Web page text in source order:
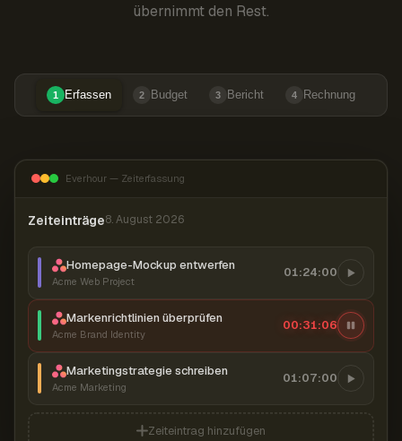
übernimmt den Rest.
1 Erfassen 2 Budget 3 Bericht 4 Rechnung
Everhour — Zeiterfassung
Zeiteinträge8. August 2026
Homepage-Mockup entwerfen
Acme Web Project
01:24:00
Markenrichtlinien überprüfen
Acme Brand Identity
00:31:07
Marketingstrategie schreiben
Acme Marketing
01:07:00
Zeiteintrag hinzufügen